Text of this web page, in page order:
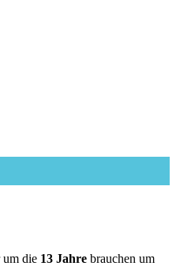
um die 13 Jahre brauchen um